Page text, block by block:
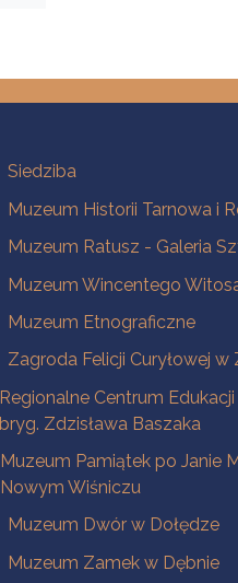
Siedziba
Muzeum Historii Tarnowa i
Muzeum Ratusz - Galeria
Muzeum Wincentego
Muzeum Etnograficzne
Zagroda Felicji Curyłowej w
Regionalne Centrum
bryg. Zdzisława Baszaka
Muzeum Pamiątek po Janie
Nowym Wiśniczu
Muzeum Dwór w Dołędze
Muzeum Zamek w Dębnie